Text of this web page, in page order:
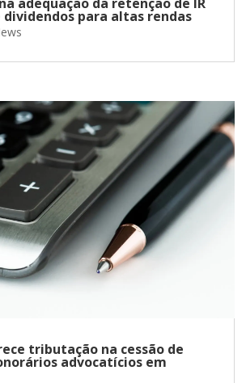
dividendos para altas rendas
tributação na cessão de
advocatícios em